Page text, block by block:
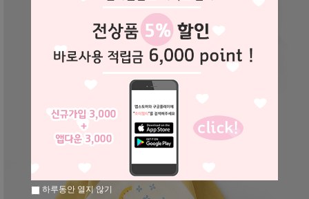
하루동안 열지 않기